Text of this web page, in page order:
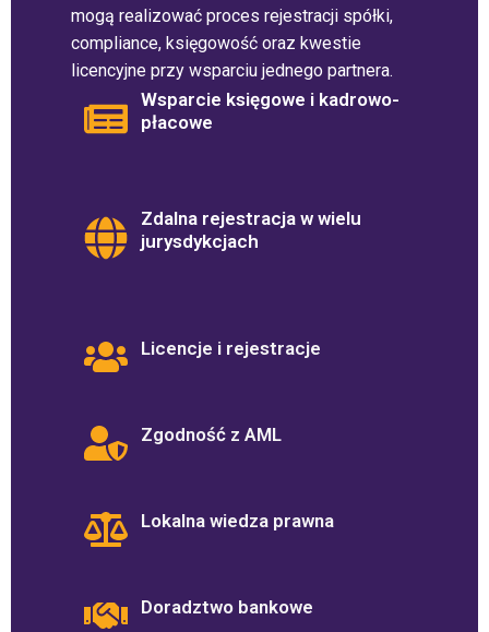
mogą realizować proces rejestracji spółki,
compliance, księgowość oraz kwestie
licencyjne przy wsparciu jednego partnera.
Wsparcie księgowe i kadrowo-
płacowe
Zdalna rejestracja w wielu
jurysdykcjach
Licencje i rejestracje
Zgodność z AML
Lokalna wiedza prawna
Doradztwo bankowe